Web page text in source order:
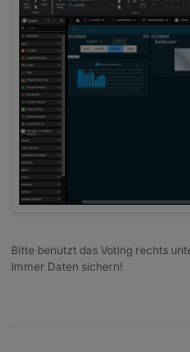
Bitte benutzt das Voting rechts
Immer Daten sichern!